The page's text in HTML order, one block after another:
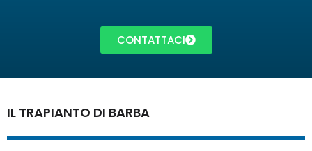
CONTATTACI
IL TRAPIANTO DI BARBA